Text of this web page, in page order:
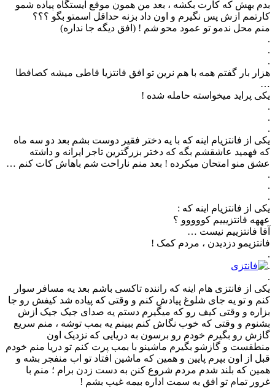
بدم بهش که کارت بکشه ، بعد من همون موقع ایستگاه پیاده شمو
کارتمم ازش پس نگیرم و اون داد بزنه حداقل اسمتو بگو ؟؟؟
منم محل ندمو تو عمود محو شم ! (افق دیگه جا نداره)
.
.
.
هزار بار گفتم همه با هم نرین تو افق فانتزیا قاطی میشه کصافطا
…
یکی پراید میخواسته حامله شده !
.
.
.
یکی از فانتزیام اینه که با یه دختر فقیر دوست بشم بعد دو سه ماه
که فهمید عاشقشم بگه که دختر بزرگترین تاجر ایرانه و داشته
عشق منو امتحان میکرده ! بعد منم ناراحت شم باهاش کات کنم …
.
.
.
ﯾﮑﯽ ﺍﺯ ﻓﺎﻧﺘﺰﯾﺎﻡ ﺍﯾﻨﻪ ﮐﻪ :
عههه ﻓﺎﻧﺘﺰﯾﯿﯿﻢ ﮐﻮﻭﻭﻭﻭ ؟
ﺁﻗﺎ ﻓﺎﻧﺘﺰﯾﯿﻢ ﻧﯿﺴﺖ …
ﻓﺎﻧﺘﺰﯾﻤﻮ ﺩﺯﺩﯾﺪﻥ ، مردم کمک !
.
.
.
یکی از فانتزی هام اینه که راننده تاکسی باشم بعد یه مسافر سوار
کنم و تو یه جای شلوغ پیادش کنم و وقتی که پیاده شد کیفش رو جا
بزاره و وقتی کیف رو که میگیرم دستم یه صدای جیک جیک ازش
بشنوم و وقتی که خوب نگاش کنم ببینم یه بمب توشه ، منم سریع
گازش رو بگیرم خودم رو برسون به دریایی که نزدیک اون
منطقست و گازشو بگیرم ماشینو با بمب پرت کنم تو دریا منم خودم
قبل از اون بپرم پایین و همین که ماشین افتاد تو اب منفجر بشه و
همین که بلند شدم مردم شروع کنن به دست زدن برام ؛ منم با
غرور تمام تو افق به سمت اداره بیمه غیب بشم !